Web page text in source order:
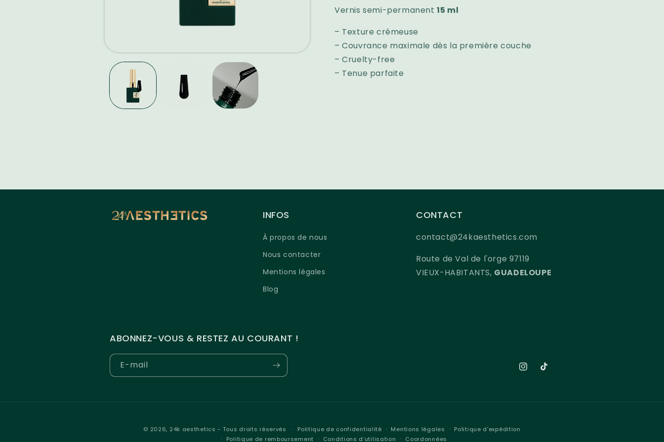
#01
#01
Vernis semi-permanent15 ml
– Texture crémeuse
– Couvrance maximale dès la première couche
– Cruelty-free
– Tenue parfaite
INFOS
À propos de nous
Nous contacter
Mentions légales
Blog
CONTACT
contact@24kaesthetics.com
Route de Val de l'orge 97119
VIEUX-HABITANTS, GUADELOUPE
ABONNEZ-VOUS & RESTEZ AU COURANT !
E-mail
Instagram
TikTok
© 2026, 24k aesthetics - Tous droits réservés Politique de confidentialité Mentions légales
Politique d’expédition
Politique de remboursement
Conditions d’utilisation Coordonnées